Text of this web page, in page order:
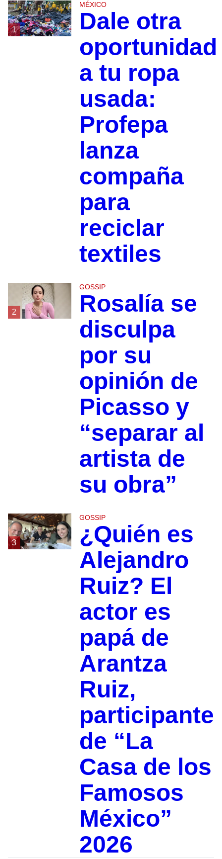
1
MÉXICO
Dale otra
oportunidad
a tu ropa
usada:
Profepa
lanza
compaña
para
reciclar
textiles
2
GOSSIP
Rosalía se
disculpa
por su
opinión de
Picasso y
“separar al
artista de
su obra”
3
GOSSIP
¿Quién es
Alejandro
Ruiz? El
actor es
papá de
Arantza
Ruiz,
participante
de “La
Casa de los
Famosos
México”
2026